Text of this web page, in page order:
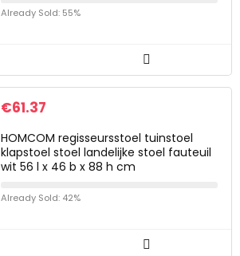
Already Sold: 55%
€61.37
HOMCOM regisseursstoel tuinstoel
klapstoel stoel landelijke stoel fauteuil
wit 56 l x 46 b x 88 h cm
Already Sold: 42%